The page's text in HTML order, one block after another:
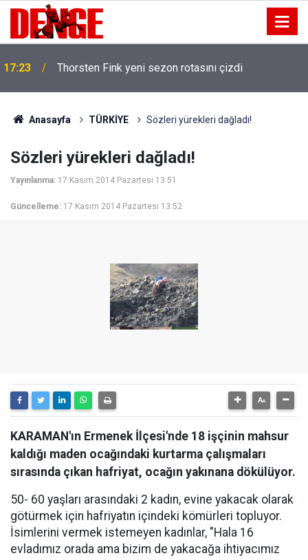
17:23 Thorsten Fink yeni sezon rotasını çizdi
Anasayfa TÜRKİYE Sözleri yürekleri dağladı!
Sözleri yürekleri dağladı!
Yayınlanma: 17 Kasım 2014 Pazartesi 13:51
Güncelleme: 17 Kasım 2014 Pazartesi 13:52
KARAMAN'ın Ermenek İlçesi'nde 18 işçinin mahsur
kaldığı maden ocağındaki kurtarma çalışmaları
sırasında çıkan hafriyat, ocağın yakınana dökülüyor.
50- 60 yaşları arasındaki 2 kadın, evine yakacak olarak
götürmek için hafriyatın içindeki kömürleri topluyor.
İsimlerini vermek istemeyen kadınlar, "Hala 16
evladımız orada ama bizim de yakacağa ihtiyacımız